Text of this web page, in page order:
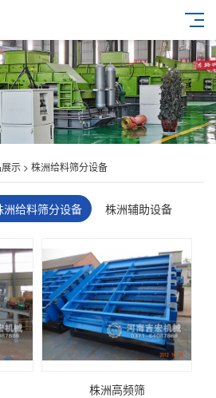
示 > 株洲给料筛分设备
洲给料筛分设备 株洲辅助设备
株洲高频筛